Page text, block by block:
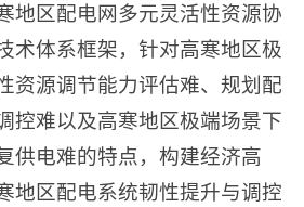
地区配电网多元灵活性资源协
术体系框架，针对高寒地区极
资源调节能力评估难、规划配
控难以及高寒地区极端场景下
供电难的特点，构建经济高
地区配电系统韧性提升与调控